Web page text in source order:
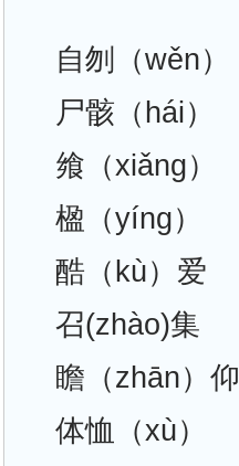
自刎（wěn）
尸骸（hái）
飨（xiǎng）
楹（yíng）
酷（kù）爱
召(zhào)集
瞻（zhān）仰
体恤（xù）